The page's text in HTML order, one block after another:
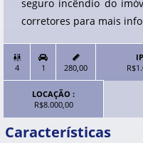
seguro incêndio do
corretores para mais

4 1

280,00
LOCAÇÃO :
R$8.000,00
Características